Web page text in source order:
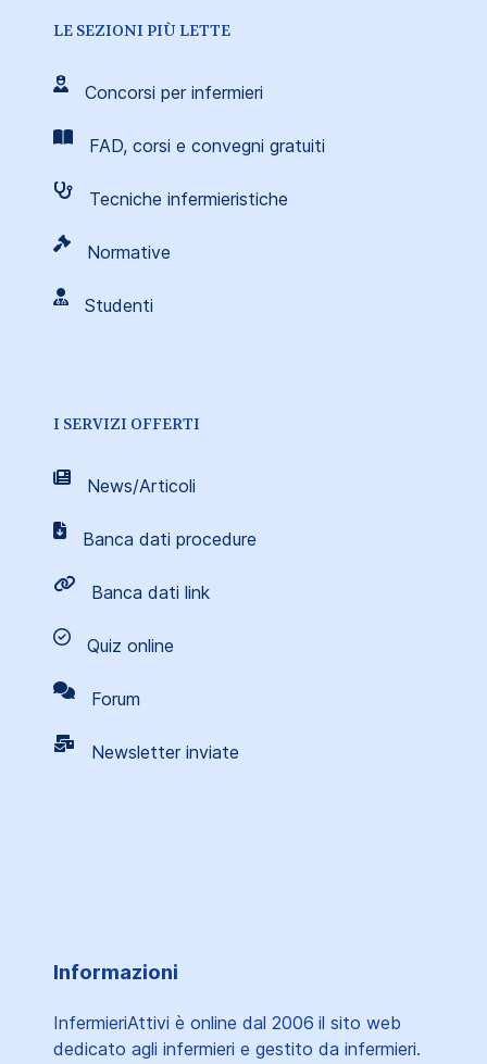
LE SEZIONI PIÙ LETTE
Concorsi per infermieri
FAD, corsi e convegni gratuiti
Tecniche infermieristiche
Normative
Studenti
I SERVIZI OFFERTI
News/Articoli
Banca dati procedure
Banca dati link
Quiz online
Forum
Newsletter inviate
Informazioni
InfermieriAttivi è online dal 2006 il sito web
dedicato agli infermieri e gestito da infermieri.